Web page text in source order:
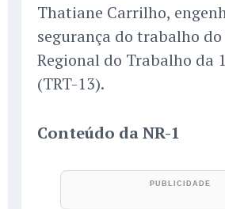
Thatiane Carrilho,
segurança do trabalho
Regional do Trabalho da
(TRT-13).
Conteúdo da NR-1